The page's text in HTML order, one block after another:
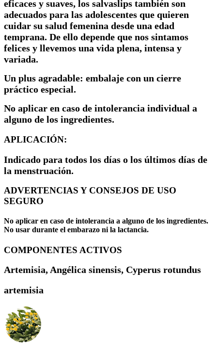
eficaces y suaves, los salvaslips también son
adecuados para las adolescentes que quieren
cuidar su salud femenina desde una edad
temprana. De ello depende que nos sintamos
felices y llevemos una vida plena, intensa y
variada.
Un plus agradable: embalaje con un cierre
práctico especial.
No aplicar en caso de intolerancia individual a
alguno de los ingredientes.
APLICACIÓN:
Indicado para todos los días o los últimos días de
la menstruación.
ADVERTENCIAS Y CONSEJOS DE USO
SEGURO
No aplicar en caso de intolerancia a alguno de los ingredientes.
No usar durante el embarazo ni la lactancia.
COMPONENTES ACTIVOS
Artemisia, Angélica sinensis, Cyperus rotundus
artemisia